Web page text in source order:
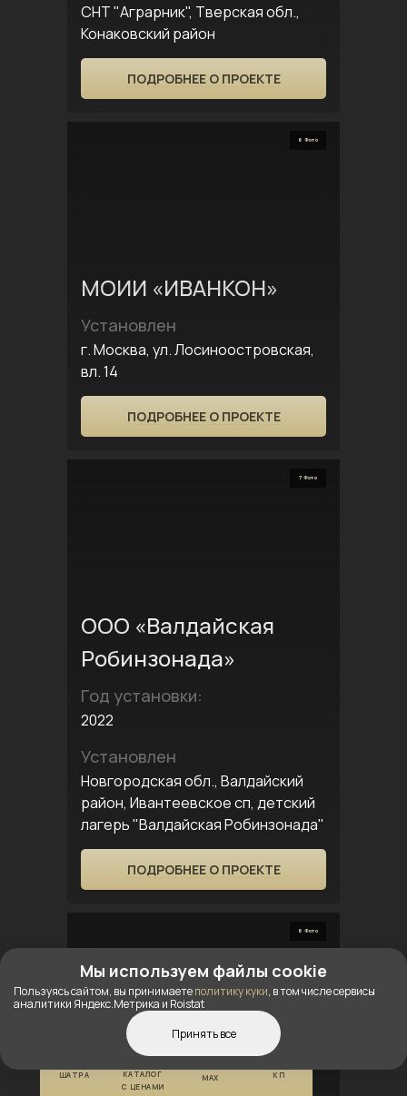
ШАТРА
КАТАЛОГ
С ЦЕНАМИ
MAX
КП
СНТ "Аграрник", Тверская обл.,
Конаковский район
ПОДРОБНЕЕ О ПРОЕКТЕ
6 Фото
МОИИ «ИВАНКОН»
Установлен
г. Москва, ул. Лосиноостровская,
вл. 14
ПОДРОБНЕЕ О ПРОЕКТЕ
7 Фото
ООО «Валдайская
Робинзонада»
Год установки:
2022
Установлен
Новгородская обл., Валдайский
район, Ивантеевское сп, детский
лагерь "Валдайская Робинзонада"
ПОДРОБНЕЕ О ПРОЕКТЕ
6 Фото
ООО «Хиллс Спорт»
Мы используем файлы cookie
Пользуясь сайтом, вы принимаетеполитику куки, в том числе сервисы
аналитики Яндекс.Метрика и Roistat
Принять все